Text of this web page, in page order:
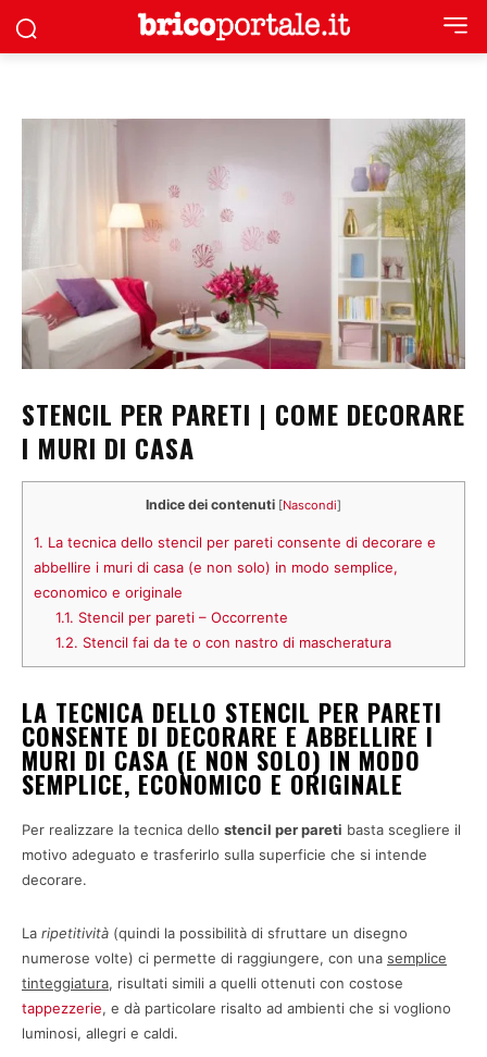
STENCIL PER PARETI | COME DECORARE
I MURI DI CASA
Indice dei contenuti [Nascondi]
1. La tecnica dello stencil per pareti consente di decorare e
abbellire i muri di casa (e non solo) in modo semplice,
economico e originale
1.1. Stencil per pareti – Occorrente
1.2. Stencil fai da te o con nastro di mascheratura
LA TECNICA DELLO STENCIL PER PARETI
CONSENTE DI DECORARE E ABBELLIRE I
MURI DI CASA (E NON SOLO) IN MODO
SEMPLICE, ECONOMICO E ORIGINALE
Per realizzare la tecnica dello stencil per pareti basta scegliere il
motivo adeguato e trasferirlo sulla superficie che si intende
decorare.
La ripetitività (quindi la possibilità di sfruttare un disegno
numerose volte) ci permette di raggiungere, con una semplice
tinteggiatura, risultati simili a quelli ottenuti con costose
tappezzerie, e dà particolare risalto ad ambienti che si vogliono
luminosi, allegri e caldi.